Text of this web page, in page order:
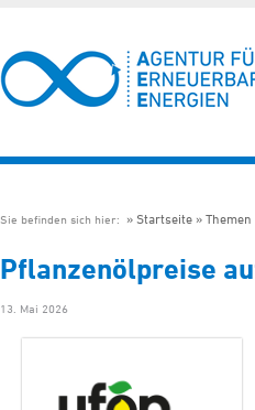
Sie befinden sich hier: Startseite Themen
Pflanzenölpreise
13. Mai 2026